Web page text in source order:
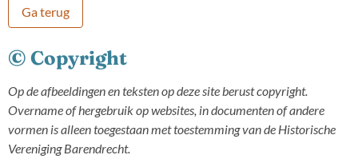
Ga terug
© Copyright
Op de afbeeldingen en teksten op deze site berust copyright.
Overname of hergebruik op websites, in documenten of andere
vormen is alleen toegestaan met toestemming van de Historische
Vereniging Barendrecht.